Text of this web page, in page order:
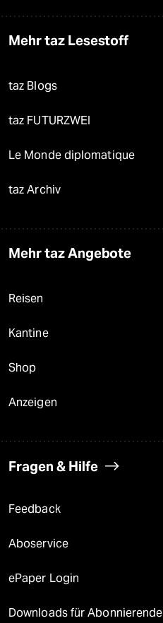
Mehr taz Lesestoff
taz Blogs
taz FUTURZWEI
Le Monde diplomatique
taz Archiv
Mehr taz Angebote
Reisen
Kantine
Shop
Anzeigen
Fragen & Hilfe
Feedback
Aboservice
ePaper Login
Downloads für Abonnierende